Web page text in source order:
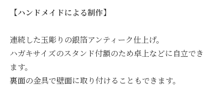
【ハンドメイドによる制作】
連続した玉彫りの銀箔アンティーク仕上げ。
ハガキサイズのスタンド付額のため卓上などに自立でき
ます。
裏面の金具で壁面に取り付けることもできます。